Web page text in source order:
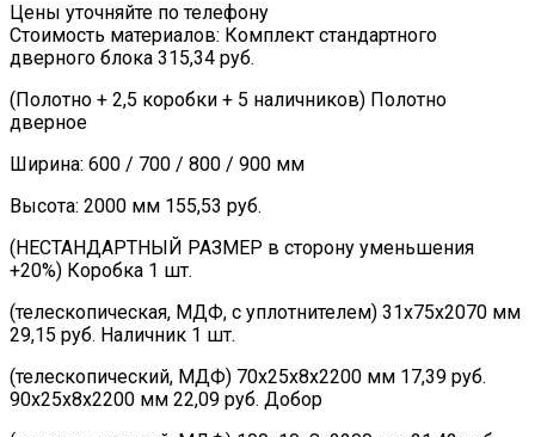
Цены уточняйте по телефону
Стоимость материалов: Комплект стандартного
дверного блока 315,34 руб.
(Полотно + 2,5 коробки + 5 наличников) Полотно
дверное
Ширина: 600 / 700 / 800 / 900 мм
Высота: 2000 мм 155,53 руб.
(НЕСТАНДАРТНЫЙ РАЗМЕР в сторону уменьшения
+20%) Коробка 1 шт.
(телескопическая, МДФ, с уплотнителем) 31х75х2070 мм
29,15 руб. Наличник 1 шт.
(телескопический, МДФ) 70х25х8х2200 мм 17,39 руб.
90х25х8х2200 мм 22,09 руб. Добор